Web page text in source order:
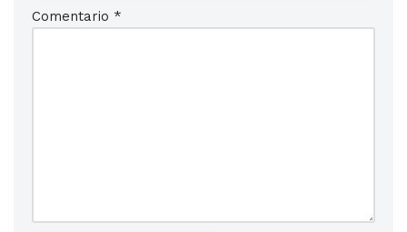
Comentario *